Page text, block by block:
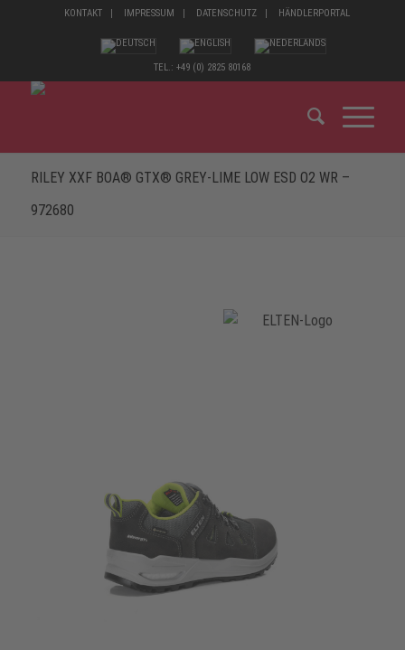
KONTAKT IMPRESSUM DATENSCHUTZ HÄNDLERPORTAL
TEL.: +49 (0) 2825 80168
RILEY XXF BOA® GTX® GREY-LIME LOW ESD O2 WR –
972680